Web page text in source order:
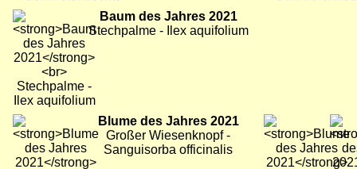
Bild
Baum des Jahres 2021
Stechpalme - Ilex aquifolium
Bild
Blume des Jahres 2021
Großer Wiesenknopf -
Sanguisorba officinalis
Bild Bild